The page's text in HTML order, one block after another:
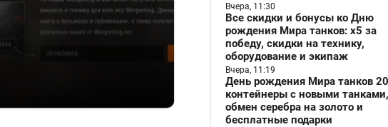
Вчера, 11:30
Все скидки и бонусы ко Дню
рождения Мира танков: x5 за
победу, скидки на технику,
оборудование и экипаж
Вчера, 11:19
День рождения Мира танков
контейнеры с новыми танками,
обмен серебра на золото и
бесплатные подарки